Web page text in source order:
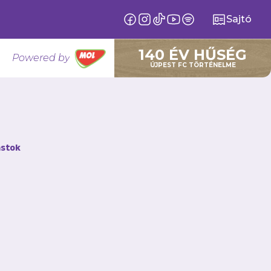
Sajtó
Powered by 140 ÉV HŰSÉG
ÚJPEST FC TÖRTÉNELME
A stabilizálódó
idény